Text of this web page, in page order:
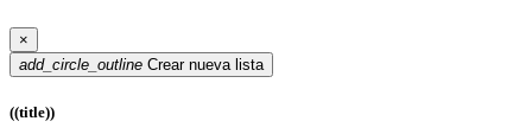
×
add_circle_outline Crear nueva lista
((title))